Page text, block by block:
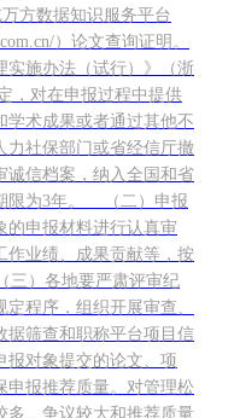
万方数据知识服务平台
）论文查询证明。
实施办法（试行）》（浙
，对在申报过程中提供
学术成果或者通过其他不
力社保部门或省经信厅撤
诚信档案，纳入全国和省
限为3年。 （二）申报
的申报材料进行认真审
作业绩、成果贡献等，按
）各地要严肃评审纪
程序，组织开展审查、
据筛查和职称平台项目信
报对象提交的论文、项
申报推荐质量。对管理松
多、争议较大和推荐质量